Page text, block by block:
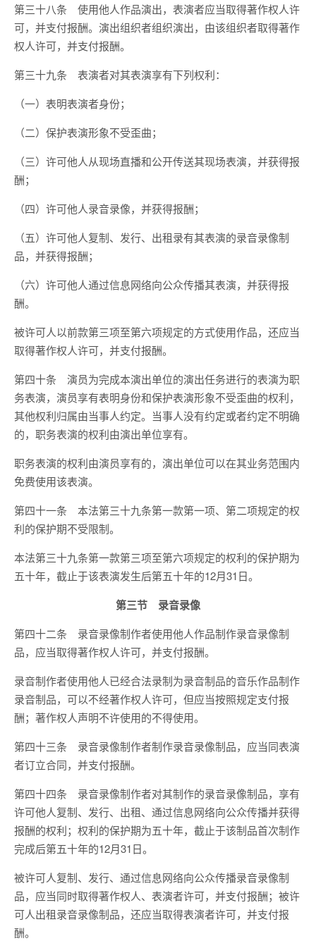
第三十八条 使用他人作品演出，表演者应当取得著作权人许
可，并支付报酬。演出组织者组织演出，由该组织者取得著作
权人许可，并支付报酬。
第三十九条 表演者对其表演享有下列权利：
（一）表明表演者身份；
（二）保护表演形象不受歪曲；
（三）许可他人从现场直播和公开传送其现场表演，并获得报
酬；
（四）许可他人录音录像，并获得报酬；
（五）许可他人复制、发行、出租录有其表演的录音录像制
品，并获得报酬；
（六）许可他人通过信息网络向公众传播其表演，并获得报
酬。
被许可人以前款第三项至第六项规定的方式使用作品，还应当
取得著作权人许可，并支付报酬。
第四十条 演员为完成本演出单位的演出任务进行的表演为职
务表演，演员享有表明身份和保护表演形象不受歪曲的权利，
其他权利归属由当事人约定。当事人没有约定或者约定不明确
的，职务表演的权利由演出单位享有。
职务表演的权利由演员享有的，演出单位可以在其业务范围内
免费使用该表演。
第四十一条 本法第三十九条第一款第一项、第二项规定的权
利的保护期不受限制。
本法第三十九条第一款第三项至第六项规定的权利的保护期为
五十年，截止于该表演发生后第五十年的12月31日。
第三节 录音录像
第四十二条 录音录像制作者使用他人作品制作录音录像制
品，应当取得著作权人许可，并支付报酬。
录音制作者使用他人已经合法录制为录音制品的音乐作品制作
录音制品，可以不经著作权人许可，但应当按照规定支付报
酬；著作权人声明不许使用的不得使用。
第四十三条 录音录像制作者制作录音录像制品，应当同表演
者订立合同，并支付报酬。
第四十四条 录音录像制作者对其制作的录音录像制品，享有
许可他人复制、发行、出租、通过信息网络向公众传播并获得
报酬的权利；权利的保护期为五十年，截止于该制品首次制作
完成后第五十年的12月31日。
被许可人复制、发行、通过信息网络向公众传播录音录像制
品，应当同时取得著作权人、表演者许可，并支付报酬；被许
可人出租录音录像制品，还应当取得表演者许可，并支付报
酬。